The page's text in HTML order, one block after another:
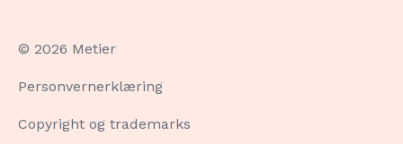
© 2026 Metier
Personvernerklæring
Copyright og trademarks